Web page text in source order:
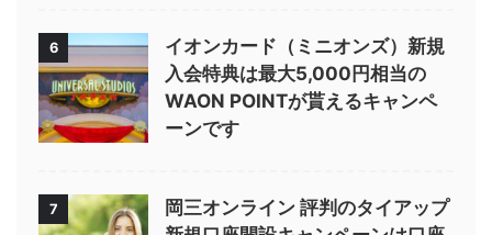
6
イオンカード（ミニオンズ）新規
入会特典は最大5,000円相当の
WAON POINTが貰えるキャンペ
ーンです
7
岡三オンライン 評判のタイアップ